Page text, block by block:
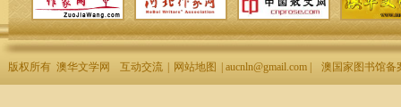
版权所有 澳华文学网 互动交流 网站地图 | aucnln@gmail.com | 澳国家图书馆备